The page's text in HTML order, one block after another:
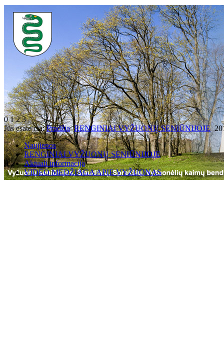
0123
Jūs esate čia:Pradžia RENGINIAI VYŽUONŲ SENIŪNIJOJE
Naujienos
RENGINIAI VYŽUONŲ SENIŪNIJOJE
Aktuali informacija
VIDEO MEDŽIAGA APIE VYŽUONAS